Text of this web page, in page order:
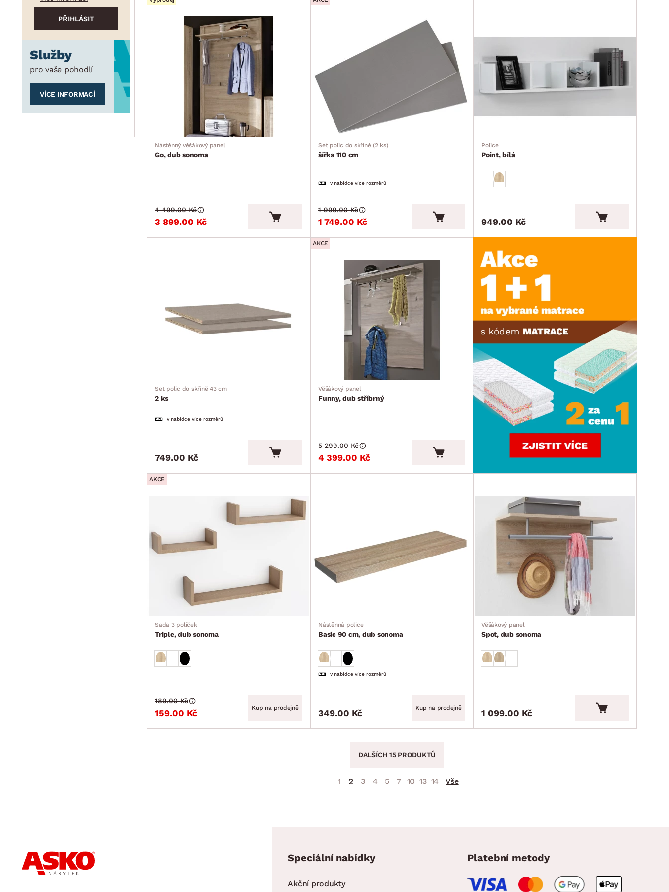
Služby
pro vaše pohodlí
VÍCE INFORMACÍ
Nástěnný věšákový panel
Go, dub sonoma
3 899.00 Kč
4 499.00 Kč
Set polic do skříně (2 ks)
šířka 110 cm
v nabídce více rozměrů
1 749.00 Kč
1 999.00 Kč
Police
Point, bílá
949.00 Kč
Set polic do skříně 43 cm
2 ks
v nabídce více rozměrů
749.00 Kč
AKCE
Věšákový panel
Funny, dub stříbrný
4 399.00 Kč
5 299.00 Kč
AKCE
Sada 3 poliček
Triple, dub sonoma
159.00 Kč
189.00 Kč
Kup na prodejně
Nástěnná police
Basic 90 cm, dub sonoma
v nabídce více rozměrů
349.00 Kč Kup na prodejně
Věšákový panel
Spot, dub sonoma
1 099.00 Kč
DALŠÍCH 15 PRODUKTŮ
1 2 3 4 5 7 10 13 14 Vše
Speciální nabídky
Akční produkty
Platební metody